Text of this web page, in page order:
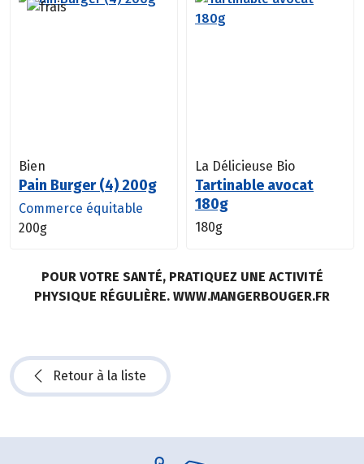
Bien
Pain Burger (4) 200g
Commerce équitable
200g
La Délicieuse Bio
Tartinable avocat
180g
180g
POUR VOTRE SANTÉ, PRATIQUEZ UNE ACTIVITÉ
PHYSIQUE RÉGULIÈRE. WWW.MANGERBOUGER.FR
Retour à la liste